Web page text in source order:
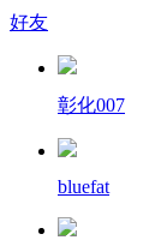
好友
彰化007
bluefat